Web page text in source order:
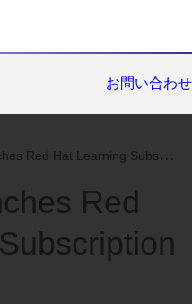
お問い合わせ
Hat Learning Subscription Premium...
Red